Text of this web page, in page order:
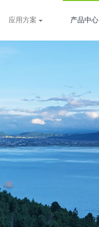
应用方案 产品中心